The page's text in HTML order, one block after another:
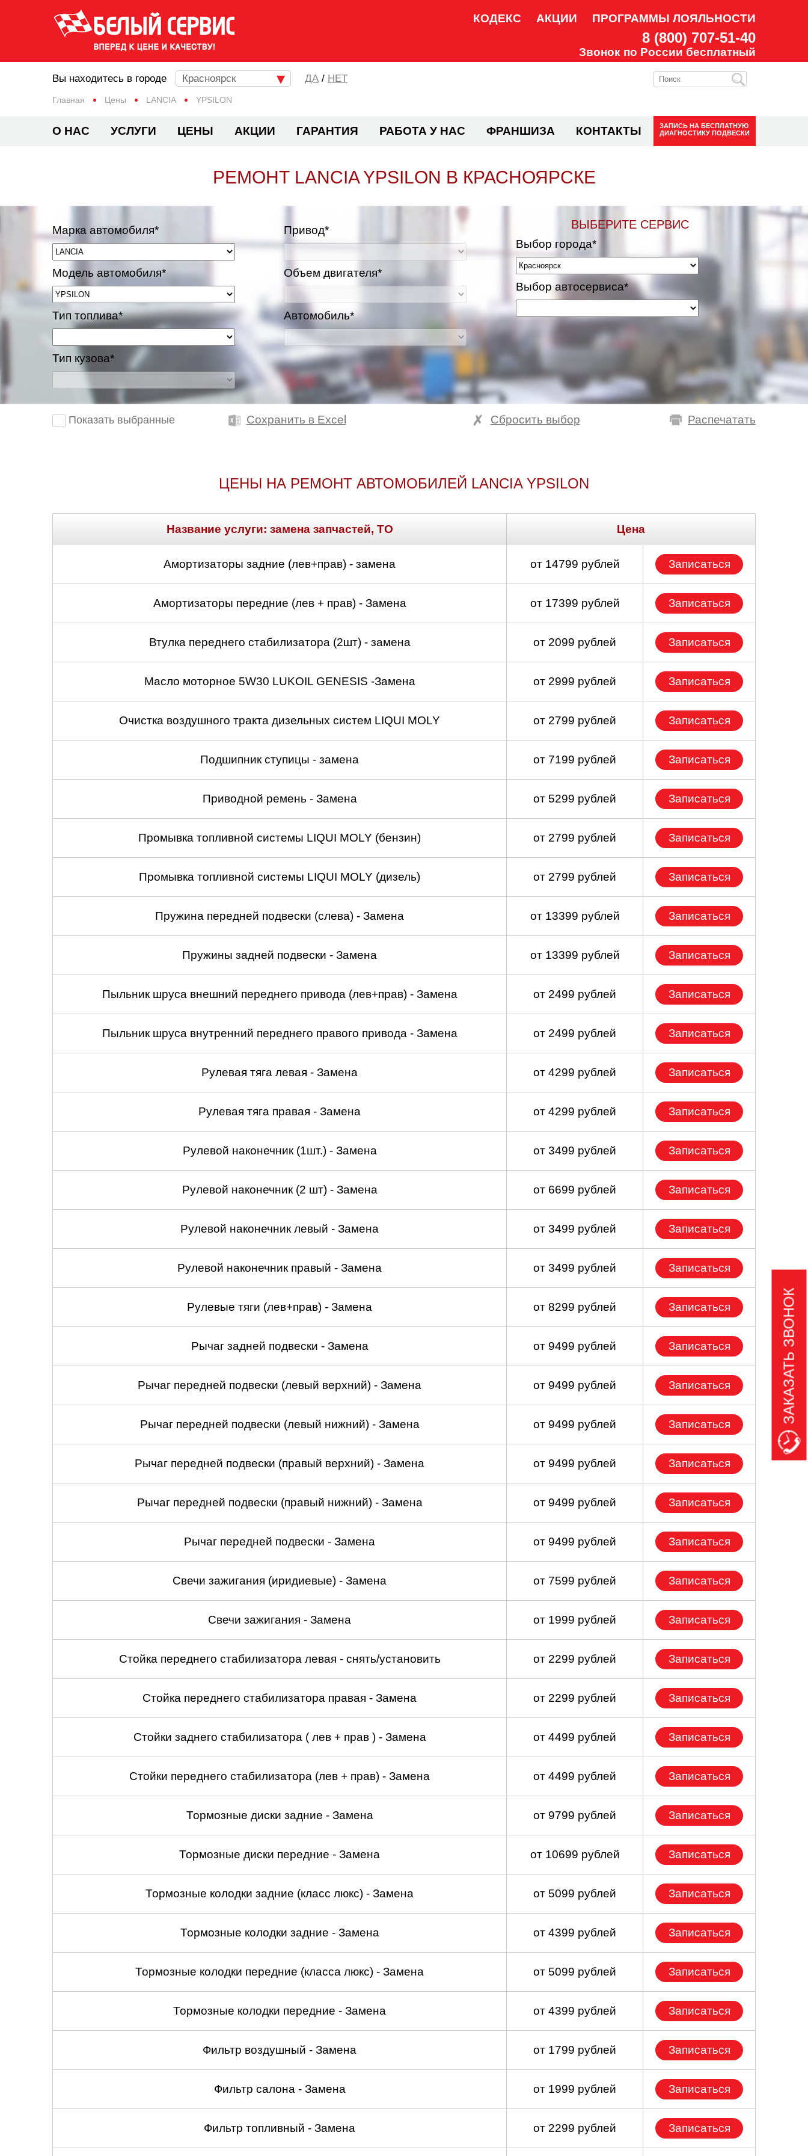
КОДЕКС АКЦИИ ПРОГРАММЫ ЛОЯЛЬНОСТИ
8 (800) 707-51-40
Звонок по России бесплатный
Главная Цены LANCIA YPSILON
Вы находитесь в городе Красноярск / НЕТ
О НАС УСЛУГИ ЦЕНЫ АКЦИИ ГАРАНТИЯ РАБОТА У НАС ФРАНШИЗА КОНТАКТЫ ЗАПИСЬ НА БЕСПЛАТНУЮ
ДИАГНОСТИКУ ПОДВЕСКИ
РЕМОНТ LANCIA YPSILON В КРАСНОЯРСКЕ
Марка автомобиля*
Модель автомобиля*
Тип топлива*
Тип кузова*
Привод*
Объем двигателя*
Автомобиль*
ВЫБЕРИТЕ СЕРВИС
Выбор города*
Выбор автосервиса*
Показать выбранные Сохранить в Excel Распечатать
Сбросить выбор
ЦЕНЫ НА РЕМОНТ АВТОМОБИЛЕЙ LANCIA YPSILON
Название услуги: замена запчастей, ТО Цена
Амортизаторы задние (лев+прав) - замена от 14799 рублей Записаться
Амортизаторы передние (лев + прав) - Замена от 17399 рублей Записаться
Втулка переднего стабилизатора (2шт) - замена от 2099 рублей Записаться
Масло моторное 5W30 LUKOIL GENESIS -Замена от 2999 рублей Записаться
Очистка воздушного тракта дизельных систем LIQUI MOLY от 2799 рублей Записаться
Подшипник ступицы - замена от 7199 рублей Записаться
Приводной ремень - Замена от 5299 рублей Записаться
Промывка топливной системы LIQUI MOLY (бензин) от 2799 рублей Записаться
Промывка топливной системы LIQUI MOLY (дизель) от 2799 рублей Записаться
Пружина передней подвески (слева) - Замена от 13399 рублей Записаться
Пружины задней подвески - Замена от 13399 рублей Записаться
Пыльник шруса внешний переднего привода (лев+прав) - Замена от 2499 рублей Записаться
Пыльник шруса внутренний переднего правого привода - Замена от 2499 рублей Записаться
Рулевая тяга левая - Замена от 4299 рублей Записаться
Рулевая тяга правая - Замена от 4299 рублей Записаться
Рулевой наконечник (1шт.) - Замена от 3499 рублей Записаться
Рулевой наконечник (2 шт) - Замена от 6699 рублей Записаться
Рулевой наконечник левый - Замена от 3499 рублей Записаться
Рулевой наконечник правый - Замена от 3499 рублей Записаться
Рулевые тяги (лев+прав) - Замена от 8299 рублей Записаться
Рычаг задней подвески - Замена от 9499 рублей Записаться
Рычаг передней подвески (левый верхний) - Замена от 9499 рублей Записаться
Рычаг передней подвески (левый нижний) - Замена от 9499 рублей Записаться
Рычаг передней подвески (правый верхний) - Замена от 9499 рублей Записаться
Рычаг передней подвески (правый нижний) - Замена от 9499 рублей Записаться
Рычаг передней подвески - Замена от 9499 рублей Записаться
Свечи зажигания (иридиевые) - Замена от 7599 рублей Записаться
Свечи зажигания - Замена от 1999 рублей Записаться
Стойка переднего стабилизатора левая - снять/установить от 2299 рублей Записаться
Стойка переднего стабилизатора правая - Замена от 2299 рублей Записаться
Стойки заднего стабилизатора ( лев + прав ) - Замена от 4499 рублей Записаться
Стойки переднего стабилизатора (лев + прав) - Замена от 4499 рублей Записаться
Тормозные диски задние - Замена от 9799 рублей Записаться
Тормозные диски передние - Замена от 10699 рублей Записаться
Тормозные колодки задние (класс люкс) - Замена от 5099 рублей Записаться
Тормозные колодки задние - Замена от 4399 рублей Записаться
Тормозные колодки передние (класса люкс) - Замена от 5099 рублей Записаться
Тормозные колодки передние - Замена от 4399 рублей Записаться
Фильтр воздушный - Замена от 1799 рублей Записаться
Фильтр салона - Замена от 1999 рублей Записаться
Фильтр топливный - Замена от 2299 рублей Записаться
ЗАКАЗАТЬ ЗВОНОК